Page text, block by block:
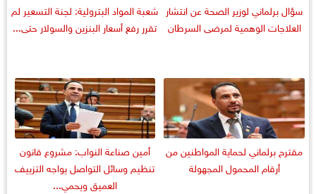
سؤال برلماني لوزير الصحة عن انتشار
العلاجات الوهمية لمرضى السرطان
شعبة المواد البترولية: لجنة التسعير لم
تقرر رفع أسعار البنزين والسولار حتى...
مقترح برلماني لحماية المواطنين من
أرقام المحمول المجهولة
أمين صناعة النواب: مشروع قانون
تنظيم وسائل التواصل يواجه التزييف
العميق ويحمي...